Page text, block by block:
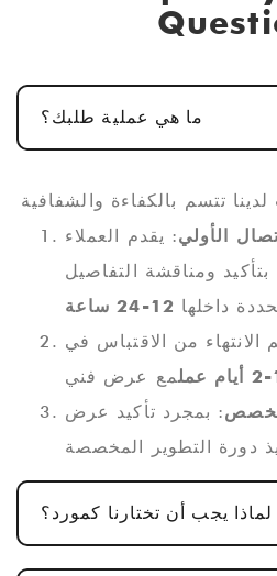
ما هي عملية طلبك؟
الأولي: يقدم العملاء
بتأكيد ومناقشة التفاصيل
داخلها 12-24 ساعة
الانتهاء من الاقتباس في
عمل
مخصص: بمجرد تأكيد عرض
دورة التطوير المخصصة
. بالنسبة لمنتجات
PCBA متعددة الوظائف، بما في ذلك تصميم
الأجهزة، وتصميم PCBA، وتطوير البرامج، تكون
لماذا يجب أن تختارنا كمورد؟